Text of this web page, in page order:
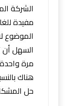
الشركة
مفيدة
السهل
مرة
هناك
حل